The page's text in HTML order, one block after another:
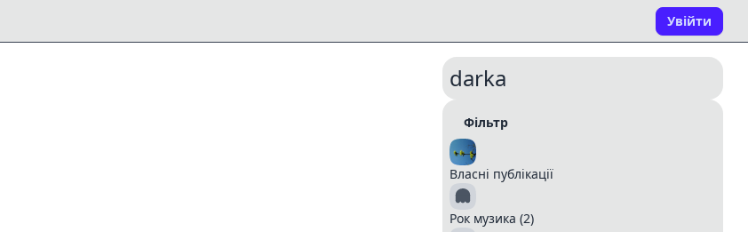
Увійти
darka
Фільтр
Власні публікації
Рок музика (2)